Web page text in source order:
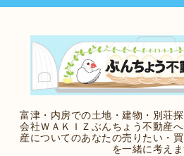
富津・内房での土地・建物・別荘
会社ＷＡＫＩＺぶんちょう不動産
産についてのあなたの売りたい・
を一緒に考えま